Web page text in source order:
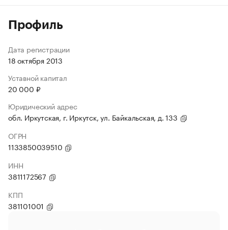
Профиль
Дата регистрации
18 октября 2013
Уставной капитал
20 000 ₽
Юридический адрес
обл. Иркутская, г. Иркутск, ул. Байкальская, д. 133
ОГРН
1133850039510
ИНН
3811172567
КПП
381101001